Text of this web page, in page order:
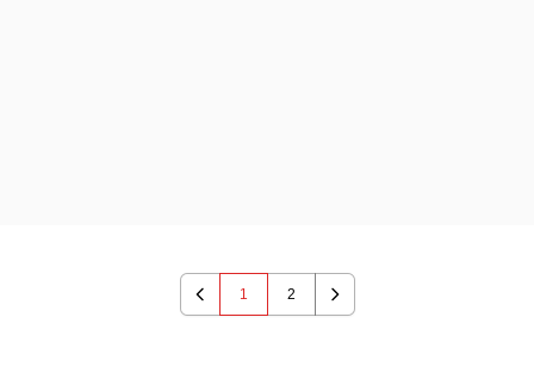
Previous
1 2
Next